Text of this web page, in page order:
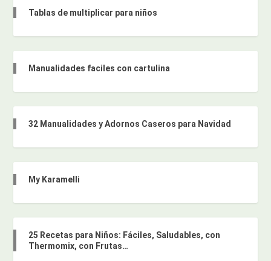
Tablas de multiplicar para niños
Manualidades faciles con cartulina
32 Manualidades y Adornos Caseros para Navidad
My Karamelli
25 Recetas para Niños: Fáciles, Saludables, con
Thermomix, con Frutas…